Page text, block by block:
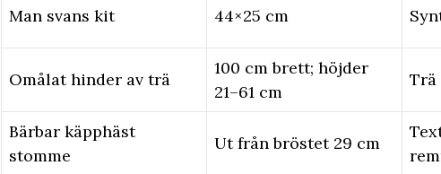
Man svans kit 44×25 cm
Omålat hinder av trä
100 cm brett; höjder
21–61 cm
Trä
Bärbar käpphäst
stomme
Ut från bröstet 29 cm